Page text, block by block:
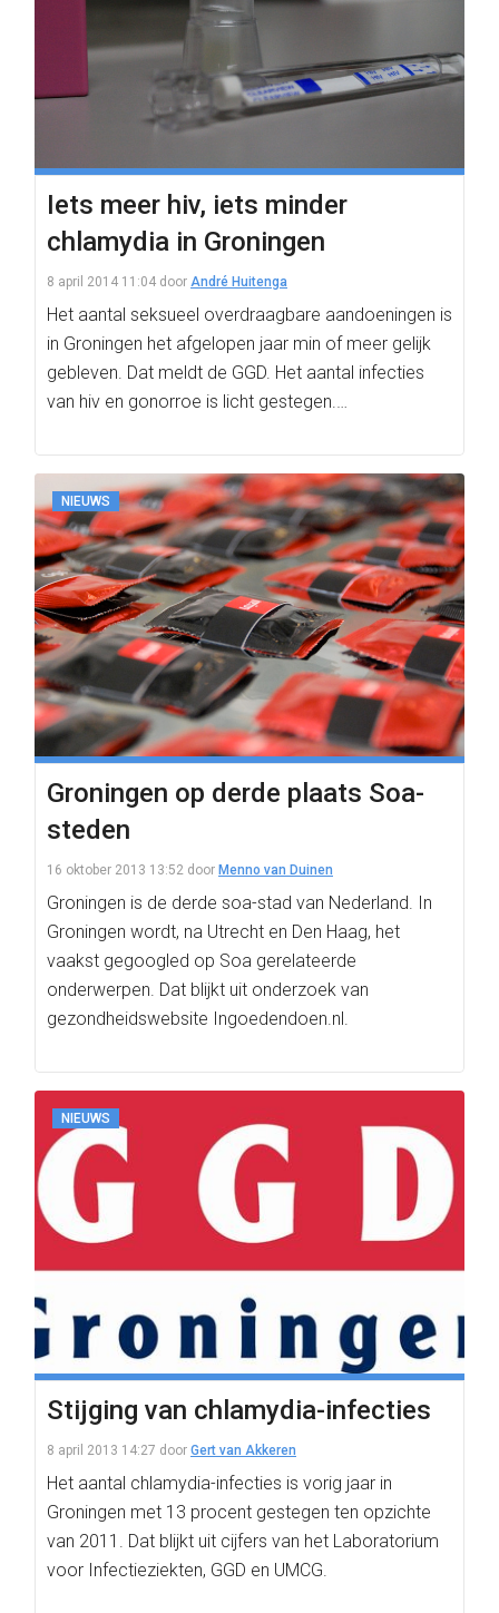
Iets meer hiv, iets minder
chlamydia in Groningen
8 april 2014 11:04 door André Huitenga
Het aantal seksueel overdraagbare aandoeningen is
in Groningen het afgelopen jaar min of meer gelijk
gebleven. Dat meldt de GGD. Het aantal infecties
van hiv en gonorroe is licht gestegen.…
NIEUWS
Groningen op derde plaats Soa-
steden
16 oktober 2013 13:52 door Menno van Duinen
Groningen is de derde soa-stad van Nederland. In
Groningen wordt, na Utrecht en Den Haag, het
vaakst gegoogled op Soa gerelateerde
onderwerpen. Dat blijkt uit onderzoek van
gezondheidswebsite Ingoedendoen.nl.
NIEUWS
Stijging van chlamydia-infecties
8 april 2013 14:27 door Gert van Akkeren
Het aantal chlamydia-infecties is vorig jaar in
Groningen met 13 procent gestegen ten opzichte
van 2011. Dat blijkt uit cijfers van het Laboratorium
voor Infectieziekten, GGD en UMCG.